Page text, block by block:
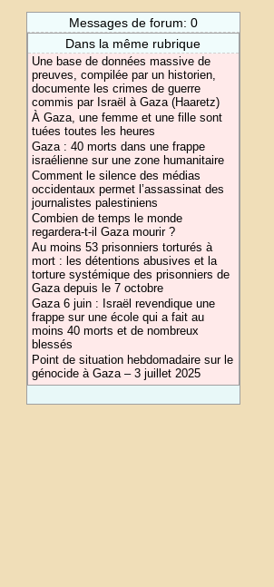
Messages de forum: 0
Dans la même rubrique
Une base de données massive de
preuves, compilée par un historien,
documente les crimes de guerre
commis par Israël à Gaza (Haaretz)
À Gaza, une femme et une fille sont
tuées toutes les heures
Gaza : 40 morts dans une frappe
israélienne sur une zone humanitaire
Comment le silence des médias
occidentaux permet l’assassinat des
journalistes palestiniens
Combien de temps le monde
regardera-t-il Gaza mourir ?
Au moins 53 prisonniers torturés à
mort : les détentions abusives et la
torture systémique des prisonniers de
Gaza depuis le 7 octobre
Gaza 6 juin : Israël revendique une
frappe sur une école qui a fait au
moins 40 morts et de nombreux
blessés
Point de situation hebdomadaire sur le
génocide à Gaza – 3 juillet 2025